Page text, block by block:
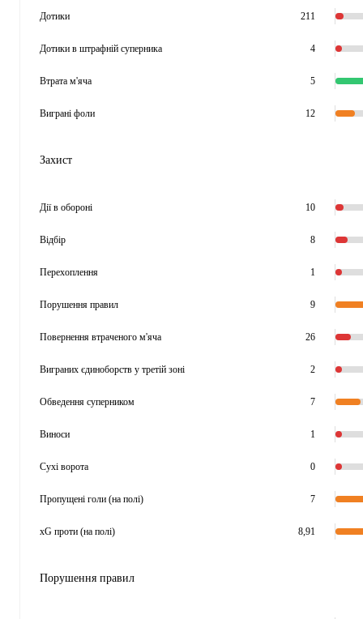
Дотики 211
Дотики в штрафній суперника 4
Втрата м'яча 5
Виграні фоли 12
Захист
Дії в обороні 10
Відбір 8
Перехоплення 1
Порушення правил 9
Повернення втраченого м'яча 26
Виграних єдиноборств у третій зоні 2
Обведення суперником 7
Виноси 1
Сухі ворота 0
Пропущені голи (на полі) 7
xG проти (на полі) 8,91
Порушення правил